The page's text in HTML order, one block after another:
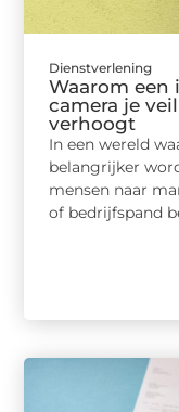
Dienstverlening
Waarom
camera je
verhoogt
In een wereld
belangrijker
mensen naar
of bedrijfspand